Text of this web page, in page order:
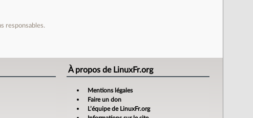
responsables.
À propos de LinuxFr.org
Mentions légales
Faire un don
L’équipe de LinuxFr.org